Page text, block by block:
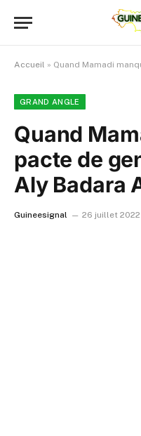
Accueil » Quand Mamadi manque
GRAND ANGLE
Quand
pacte de
Aly Badara
Guineesignal 26 juillet 2022